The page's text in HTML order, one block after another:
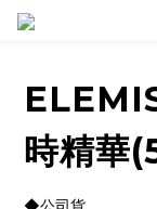
時精華